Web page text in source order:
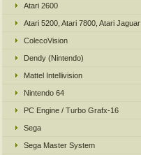
Atari 2600
Atari 5200, Atari 7800, Atari Jaguar
ColecoVision
Dendy (Nintendo)
Mattel Intellivision
Nintendo 64
PC Engine / Turbo Grafx-16
Sega
Sega Master System